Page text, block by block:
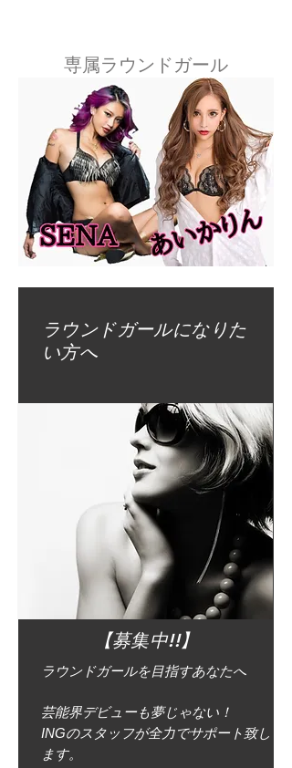
専属ラウンドガール
ラウンドガールになりた
い方へ
【募集中!!】
ラウンドガールを目指すあなたへ
芸能界デビューも夢じゃない！
INGのスタッフが全力でサポート致し
ます。